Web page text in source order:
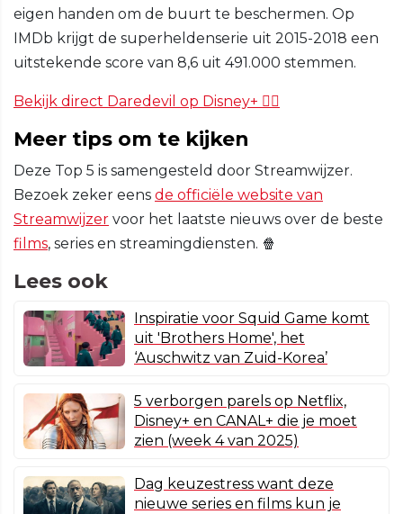
eigen handen om de buurt te beschermen. Op
IMDb krijgt de superheldenserie uit 2015-2018 een
uitstekende score van 8,6 uit 491.000 stemmen.
Bekijk direct Daredevil op Disney+ 🦸‍♂️
Meer tips om te kijken
Deze Top 5 is samengesteld door Streamwijzer.
Bezoek zeker eens de officiële website van
Streamwijzer voor het laatste nieuws over de beste
films, series en streamingdiensten. 🍿
Lees ook
Inspiratie voor Squid Game komt
uit 'Brothers Home', het
‘Auschwitz van Zuid-Korea’
5 verborgen parels op Netflix,
Disney+ en CANAL+ die je moet
zien (week 4 van 2025)
Dag keuzestress want deze
nieuwe series en films kun je